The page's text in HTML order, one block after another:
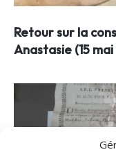
Retour sur la
Anastasie (15